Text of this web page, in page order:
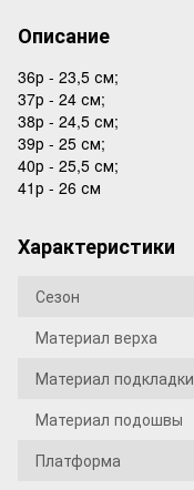
Описание
36р - 23,5 см;
37р - 24 см;
38р - 24,5 см;
39р - 25 см;
40р - 25,5 см;
41р - 26 см
Характеристики
Сезон
Материал верха
Материал подкладки
Материал подошвы
Платформа